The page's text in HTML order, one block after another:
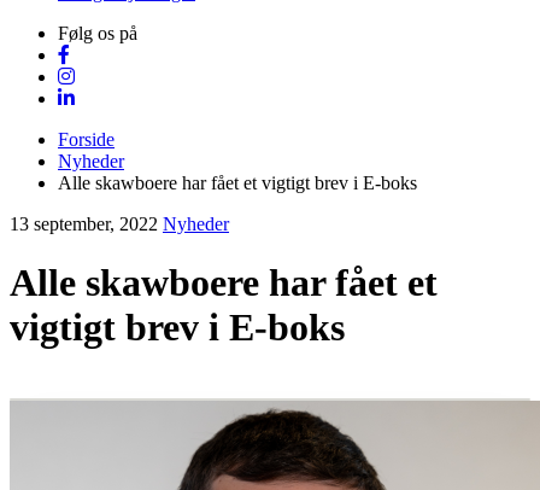
Følg os på
Forside
Nyheder
Alle skawboere har fået et vigtigt brev i E-boks
13 september, 2022 Nyheder
Alle skawboere har fået et
vigtigt brev i E-boks